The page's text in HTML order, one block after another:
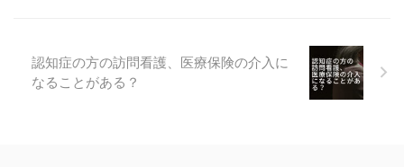
認知症の方の訪問看護、医療保険の介入に
なることがある？